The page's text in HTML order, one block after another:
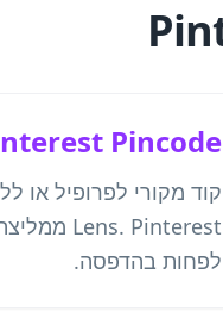
Pincode
לפחות בהדפסה.